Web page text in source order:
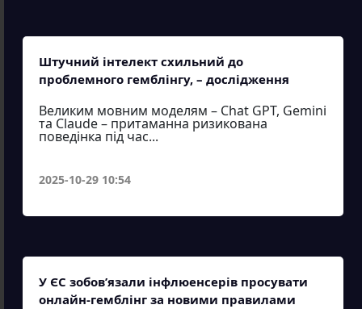
Штучний інтелект схильний до
проблемного гемблінгу, – дослідження
Великим мовним моделям – Chat GPT, Gemini
та Claude – притаманна ризикована
поведінка під час...
2025-10-29 10:54
У ЄС зобов’язали інфлюенсерів просувати
онлайн-гемблінг за новими правилами